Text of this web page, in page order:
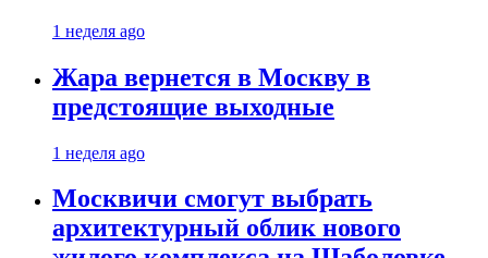
1 неделя ago
Жара вернется в Москву в
предстоящие выходные
1 неделя ago
Москвичи смогут выбрать
архитектурный облик нового